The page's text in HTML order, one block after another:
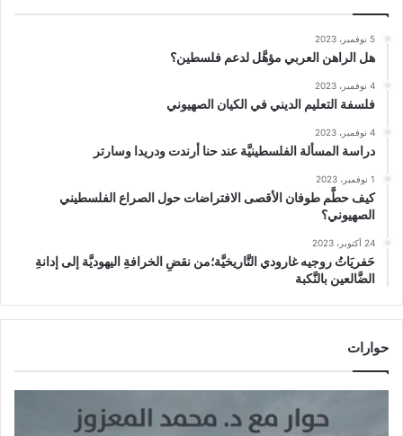
5 نوفمبر، 2023
هل الراهن العربي مؤهَّل لدعم فلسطين؟
4 نوفمبر، 2023
فلسفة التعليم الديني في الكيان الصهيوني
4 نوفمبر، 2023
دراسة المسألة الفلسطينيَّة عند حنا أرندت ودريدا وسارتر
1 نوفمبر، 2023
كيف حطَّم طوفان الأقصى الافتراضات حول الصراع الفلسطيني
الصهيوني؟
24 أكتوبر، 2023
حَفريَاتُ روجيه غارودي التَّاريخيَّة؛من نقضِ الخرافةِ اليهوديَّة إلى إدانةِ
الضَّالعين بالنَّكبة
حوارات